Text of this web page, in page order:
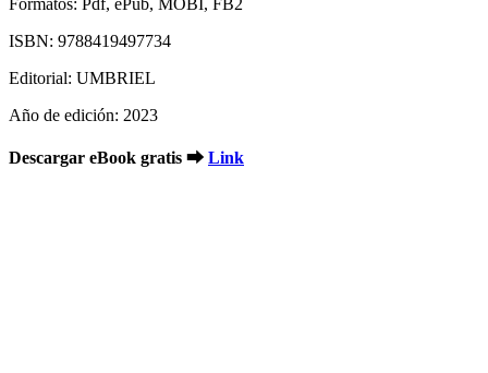
ISBN: 9788419497734
Editorial: UMBRIEL
Año de edición: 2023
Descargar eBook gratis ➡ Link